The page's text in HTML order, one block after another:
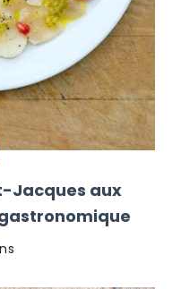
Jacques aux